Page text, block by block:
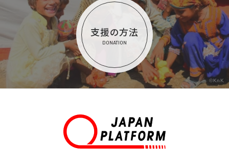
支援の方法
DONATION
©KnK